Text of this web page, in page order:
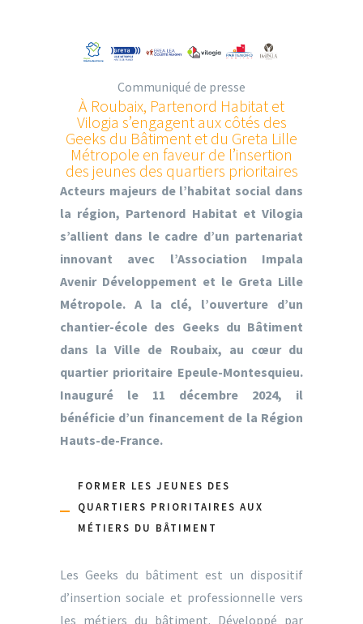
Communiqué de presse
À Roubaix, Partenord Habitat et
Vilogia s’engagent aux côtés des
Geeks du Bâtiment et du Greta Lille
Métropole en faveur de l’insertion
des jeunes des quartiers prioritaires
Acteurs majeurs de l’habitat social dans
la région, Partenord Habitat et Vilogia
s’allient dans le cadre d’un partenariat
innovant avec l’Association Impala
Avenir Développement et le Greta Lille
Métropole. A la clé, l’ouverture d’un
chantier-école des Geeks du Bâtiment
dans la Ville de Roubaix, au cœur du
quartier prioritaire Epeule-Montesquieu.
Inauguré le 11 décembre 2024, il
bénéficie d’un financement de la Région
Hauts-de-France.
FORMER LES JEUNES DES
QUARTIERS PRIORITAIRES AUX
MÉTIERS DU BÂTIMENT
Les Geeks du bâtiment est un dispositif
d’insertion sociale et professionnelle vers
les métiers du bâtiment. Développé par